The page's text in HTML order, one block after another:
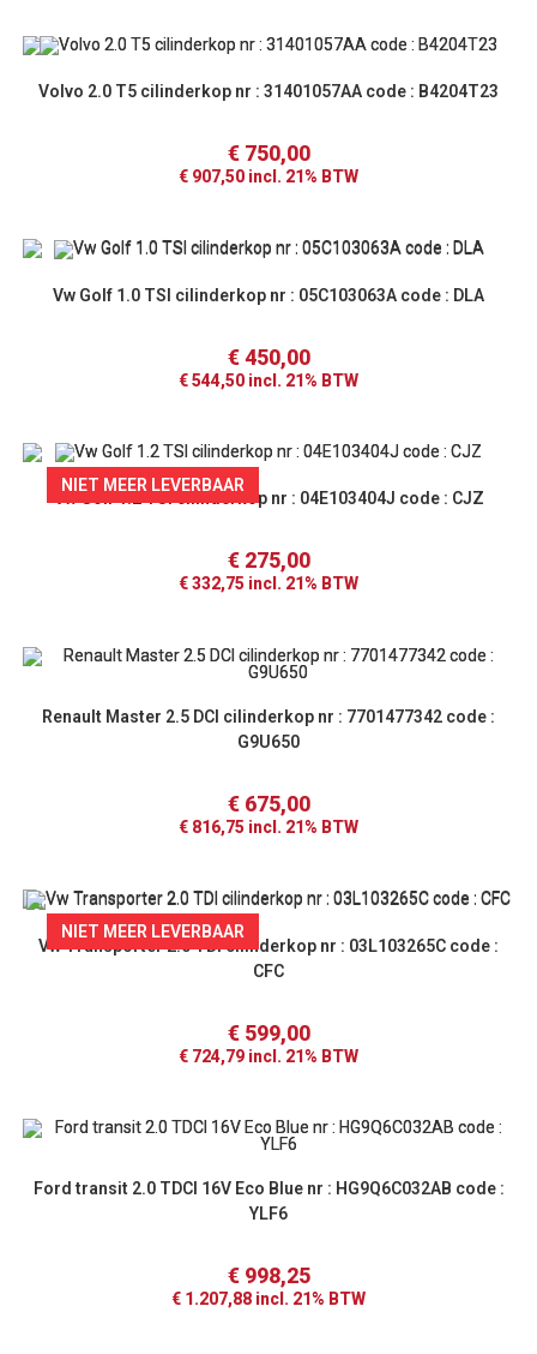
Volvo 2.0 T5 cilinderkop nr : 31401057AA code : B4204T23
€750,00
€ 907,50 incl. 21% BTW
Vw Golf 1.0 TSI cilinderkop nr : 05C103063A code : DLA
€450,00
€544,50 incl. 21% BTW
NIET MEER LEVERBAAR
Vw Golf 1.2 TSI cilinderkop nr : 04E103404J code : CJZ
€275,00
€332,75 incl. 21% BTW
Renault Master 2.5 DCI cilinderkop nr : 7701477342 code :
G9U650
€675,00
€ 816,75 incl. 21% BTW
NIET MEER LEVERBAAR
Vw Transporter 2.0 TDI cilinderkop nr : 03L103265C code :
CFC
€599,00
€ 724,79 incl. 21% BTW
Ford transit 2.0 TDCI 16V Eco Blue nr : HG9Q6C032AB code :
YLF6
€998,25
€ 1.207,88 incl. 21% BTW